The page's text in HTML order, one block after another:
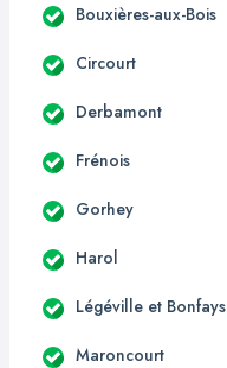
Bouxières-aux-Bois
Circourt
Derbamont
Frénois
Gorhey
Harol
Légéville et Bonfays
Maroncourt